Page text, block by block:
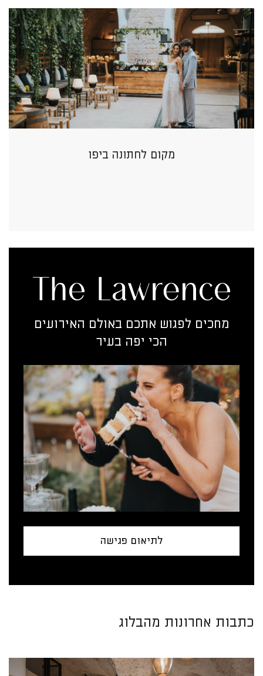
מקום לחתונה ביפו
מחכים לפגוש אתכם באולם האירועים
הכי יפה בעיר
לתיאום פגישה
כתבות אחרונות מהבלוג